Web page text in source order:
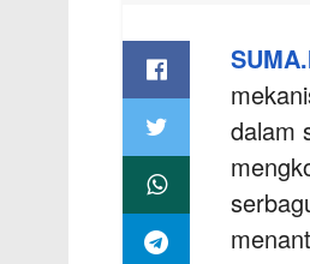
dalam